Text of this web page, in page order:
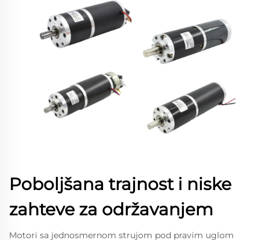
Poboljšana trajnost i niske
zahteve za održavanjem
Motori sa jednosmernom strujom pod pravim uglom